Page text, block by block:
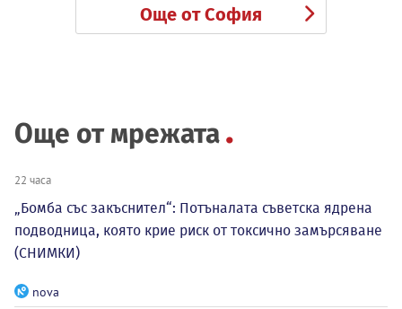
Още от София
Още от мрежата
22 часа
„Бомба със закъснител“: Потъналата съветска ядрена
подводница, която крие риск от токсично замърсяване
(СНИМКИ)
nova